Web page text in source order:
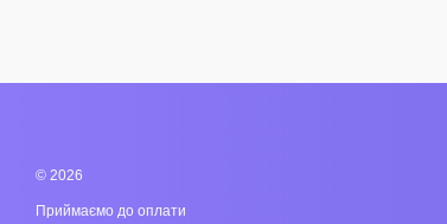
© 2026
Приймаємо до оплати